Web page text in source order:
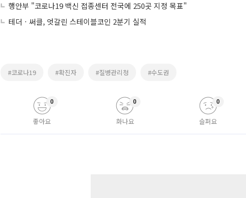
행안부 "코로나19 백신 접종센터 전국에 250곳 지정 목표"
테더ㆍ써클, 엇갈린 스테이블코인 2분기 실적
#코로나19 #확진자 #질병관리청 #수도권
좋아요
0
화나요
0
슬퍼요
0